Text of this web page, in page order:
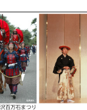
金沢・祭りの森佐
品のご相談は金沢